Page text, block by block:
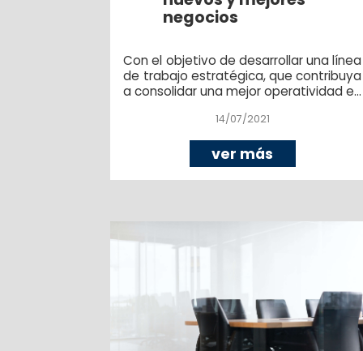
negocios
Con el objetivo de desarrollar una línea
de trabajo estratégica, que contribuya
a consolidar una mejor operatividad en
centroamericana; como firma de
abogados, hemos establecido una
nueva visión administrativa y de
liderazgos, que nos permitirá innovar
nuestros servicios y contribuir a la
14/07/2021
ver más